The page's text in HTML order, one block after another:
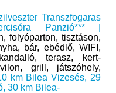
Transzfogaras
Panzió*** |
folyóparton, tisztáson,
bár, ebédlő, WIFI,
terasz, kert-
grill, játszóhely,
km Bilea Vizesés, 29
30 km Bilea-